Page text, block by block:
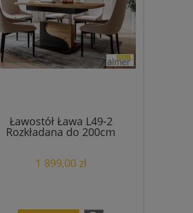
Ławostół Ława L49-2
Rozkładana do 200cm
1 899,00 zł